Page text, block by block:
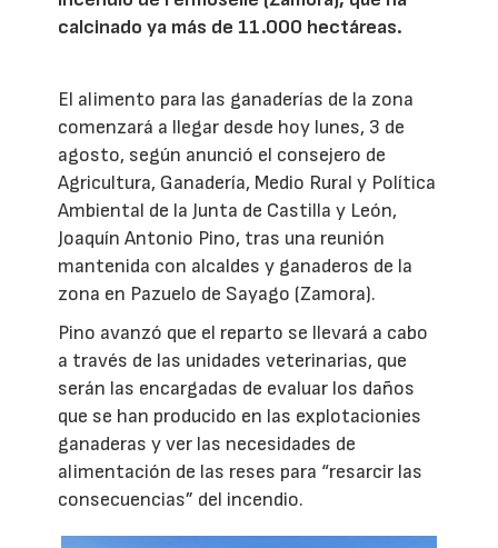
calcinado ya más de 11.000 hectáreas.
El alimento para las ganaderías de la zona
comenzará a llegar desde hoy lunes, 3 de
agosto, según anunció el consejero de
Agricultura, Ganadería, Medio Rural y Política
Ambiental de la Junta de Castilla y León,
Joaquín Antonio Pino, tras una reunión
mantenida con alcaldes y ganaderos de la
zona en Pazuelo de Sayago (Zamora).
Pino avanzó que el reparto se llevará a cabo
a través de las unidades veterinarias, que
serán las encargadas de evaluar los daños
que se han producido en las explotacionies
ganaderas y ver las necesidades de
alimentación de las reses para “resarcir las
consecuencias” del incendio.